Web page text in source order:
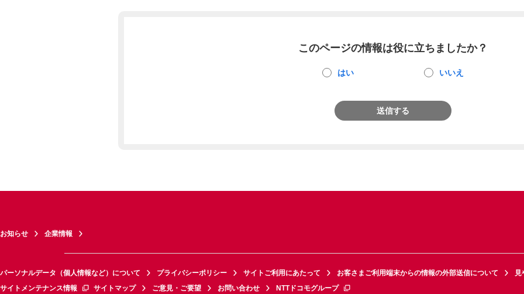
このページの情報は役に立ちましたか？
はい いいえ
送信する
お知らせ 企業情報
パーソナルデータ（個人情報など）について プライバシーポリシー サイトご利用にあたって お客さまご利用端末からの情報の外部送信について
見
サイトメンテナンス情報
サイトマップ ご意見・ご要望 お問い合わせ NTTドコモグループ